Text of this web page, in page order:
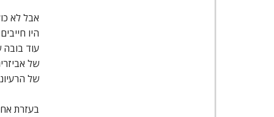
אבל לא
היו
עוד בובה
של
של
בעזרת